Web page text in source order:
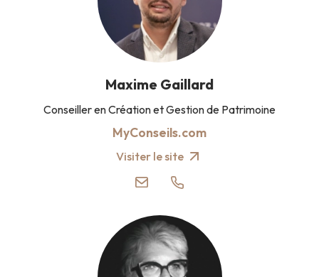
Maxime Gaillard
Conseiller en Création et Gestion de Patrimoine
MyConseils.com
Visiter le site